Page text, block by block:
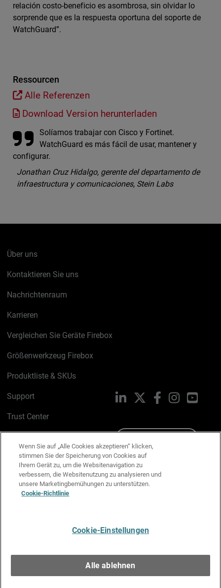
relación costo-beneficio es asombrosa, sin olvidar lo
sorprende que es la respuesta oportuna del soporte de
WatchGuard”.
Ressourcen
Alle Referenzen
Download Version herunterladen
Solíamos trabajar con Cisco y Fortinet.
WatchGuard es más fácil de usar, mantener y
configurar.
Jonathan Cruz Hidalgo, gerente del departamento de
infraestructura y comunicaciones, Stein Labs
Über uns
Kontaktieren Sie uns
Nachrichtenraum
Karrieren
Vergleichen Sie Geräte Firebox
Größenwerkzeug Firebox
Produktliste & SKUs
Support
Trust Center
Cookie-Richtlinie
Datenschutzrichtlinie
Media & Brand Kit
LinkedIn FacebookInstagram
Wenn Sie auf „Alle Cookies akzeptieren“ klicken,
stimmen Sie der Speicherung von Cookies auf
Ihrem Gerät zu, um die Websitenavigation zu
verbessern, die Websitenutzung zu analysieren und
unsere Marketingbemühungen zu unterstützen.
Cookie-Richtlinie
Cookie-Einstellungen
Alle ablehnen